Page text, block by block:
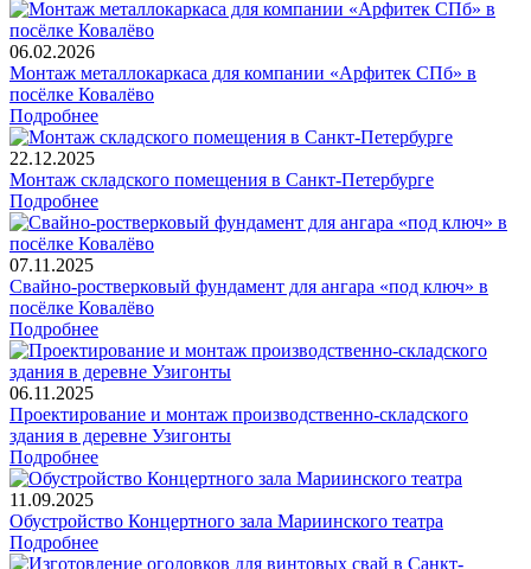
06.02.2026
Монтаж металлокаркаса для компании «Арфитек СПб» в
посёлке Ковалёво
Подробнее
22.12.2025
Монтаж складского помещения в Санкт-Петербурге
Подробнее
07.11.2025
Свайно-ростверковый фундамент для ангара «под ключ» в
посёлке Ковалёво
Подробнее
06.11.2025
Проектирование и монтаж производственно-складского
здания в деревне Узигонты
Подробнее
11.09.2025
Обустройство Концертного зала Мариинского театра
Подробнее